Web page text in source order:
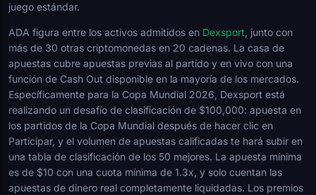
juego estándar.
ADA figura entre los activos admitidos en Dexsport , junto con
más de 30 otras criptomonedas en 20 cadenas. La casa de
apuestas cubre apuestas previas al partido y en vivo con una
función de Cash Out disponible en la mayoría de los mercados.
Específicamente para la Copa Mundial 2026, Dexsport está
realizando un desafío de clasificación de $100,000: apuesta en
los partidos de la Copa Mundial después de hacer clic en
Participar, y el volumen de apuestas calificadas te hará subir en
una tabla de clasificación de los 50 mejores. La apuesta mínima
es de $10 con una cuota mínima de 1.3x, y solo cuentan las
apuestas de dinero real completamente liquidadas. Los premios